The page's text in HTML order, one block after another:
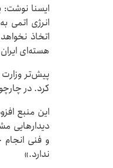
ایسنا نوشت:
انرژی اتمی
اتخاذ
هسته‌ای
کرد. در
دیدارهایی
و فنی
ندارد.»